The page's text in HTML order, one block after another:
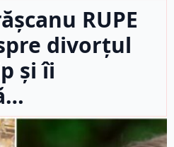
RUPE
divorțul
și îi